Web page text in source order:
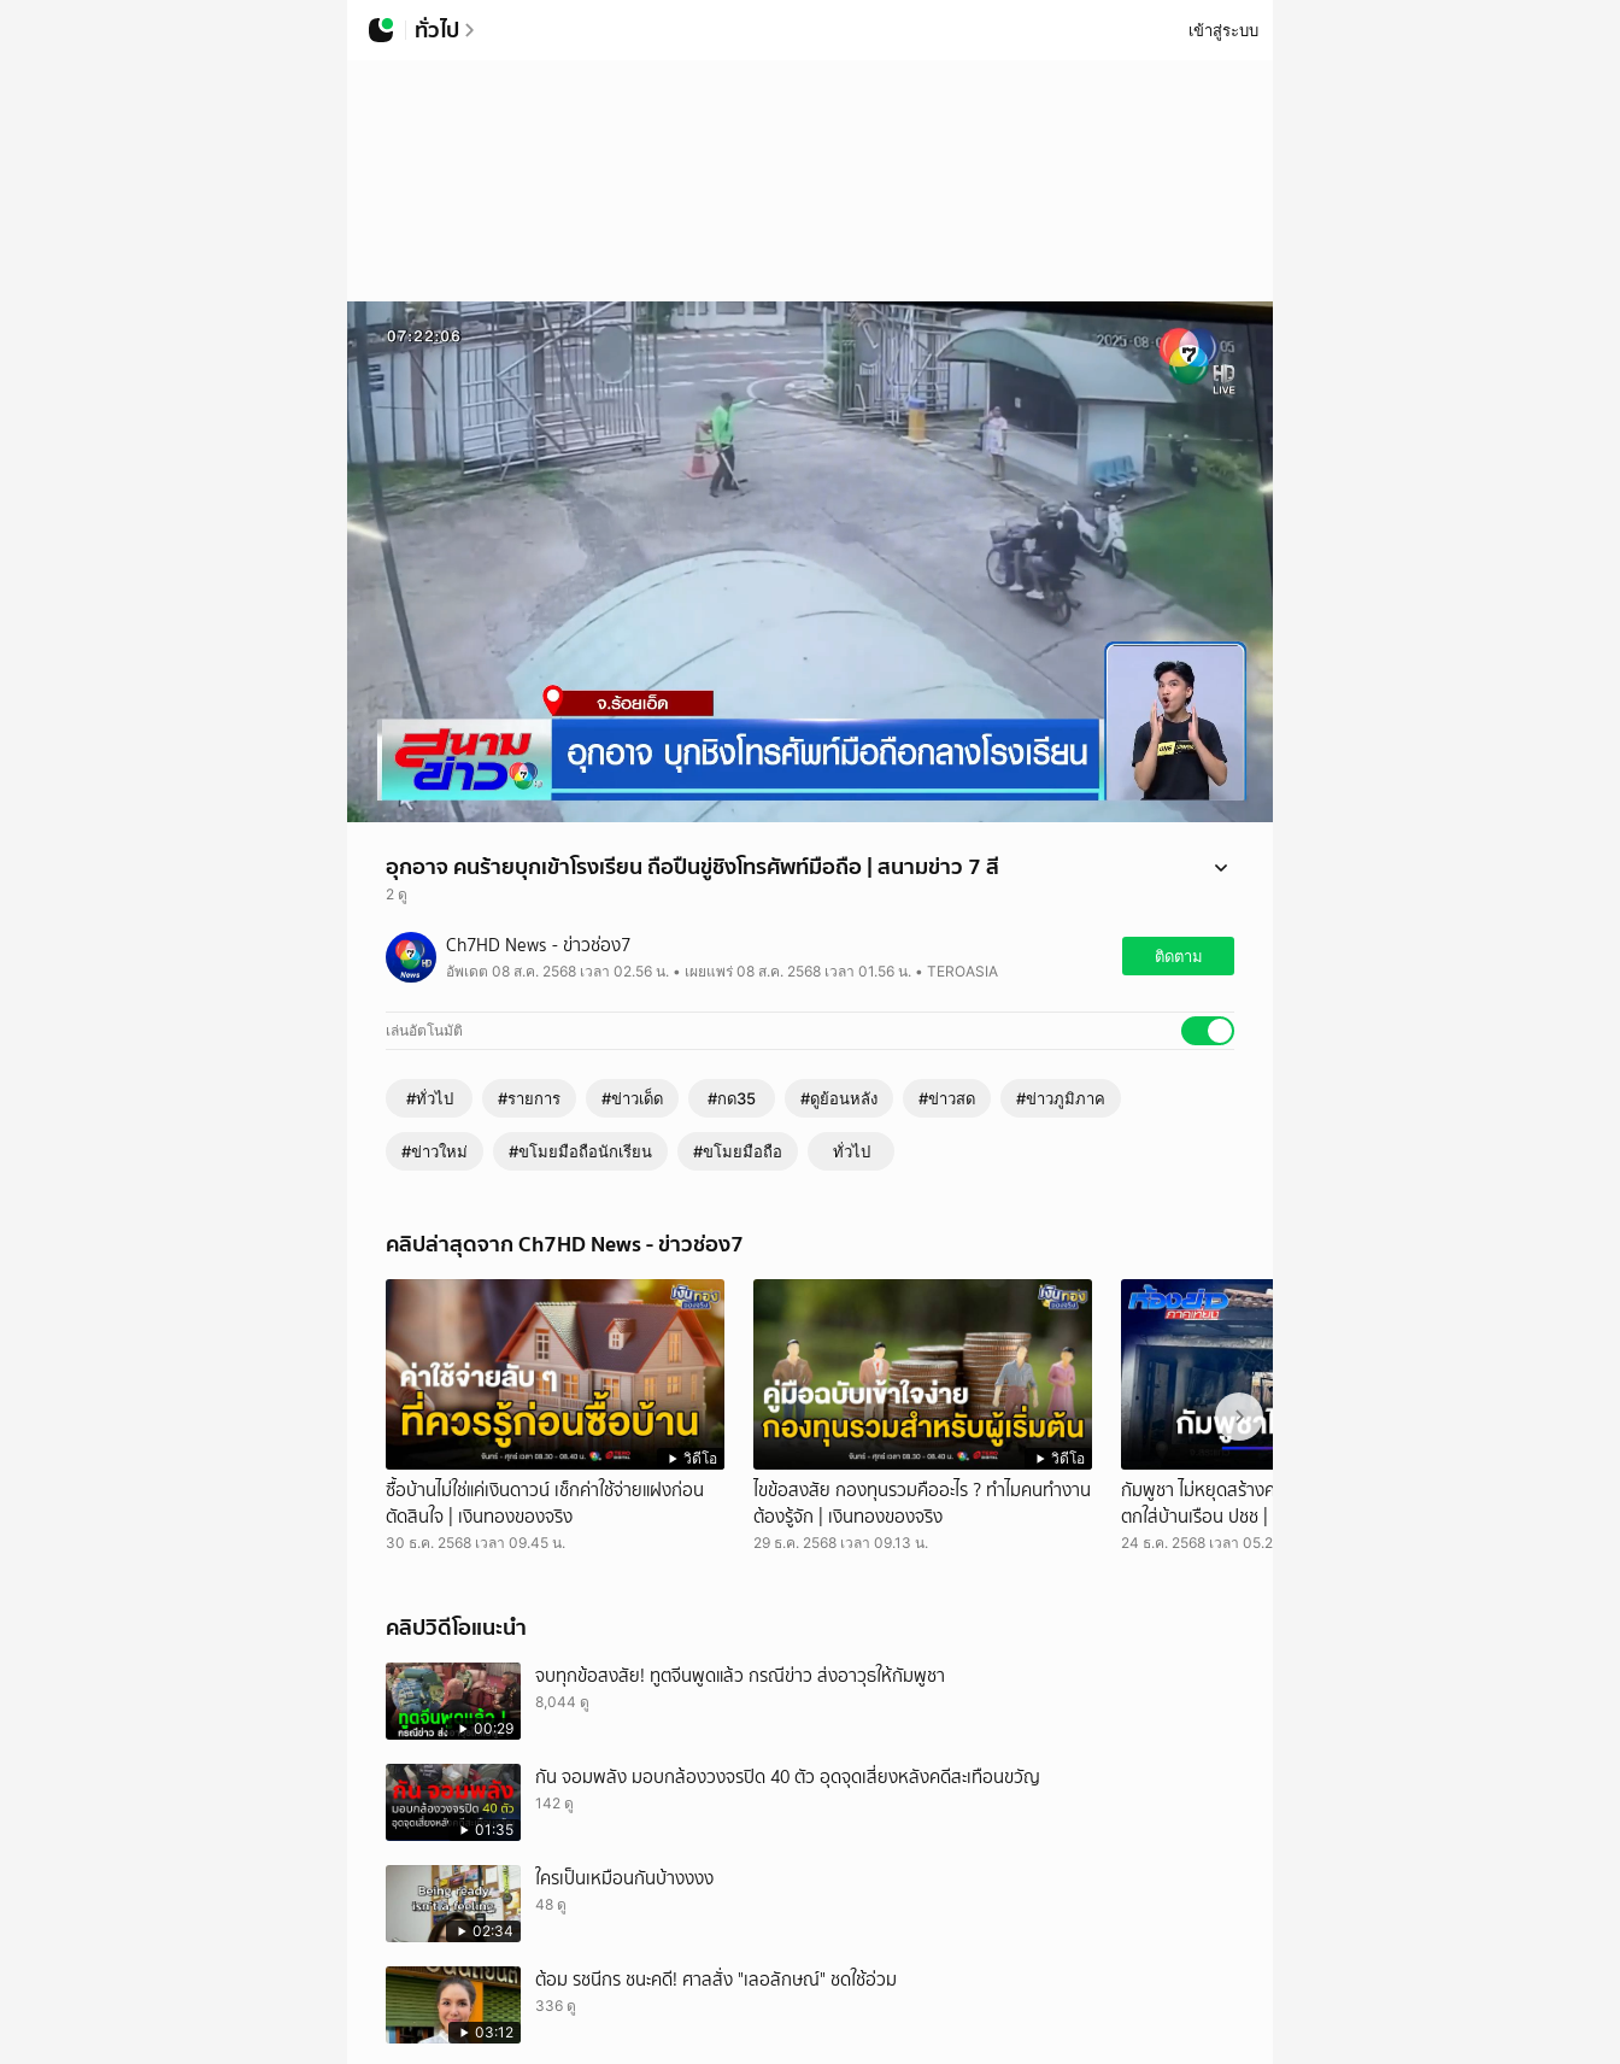
ทั่วไป เข้าสู่ระบบ
อุกอาจ คนร้ายบุกเข้าโรงเรียน ถือปืนขู่ชิงโทรศัพท์มือถือ | สนามข่าว 7 สี
2 ดู
อุกอาจ คนร้ายบุกเข้าโรงเรียน ถือปืนขู่ชิงโทรศัพท์มือถือ | สนามข่าว 7 สี
สนามข่าว 7 สี - ที่ จังหวัดร้อยเอ็ด คนร้ายอุกอาจเข้าไปถึงในโรงเรียนช่วงพักเที่ยง ก่อนใช้ปืนขู่ชิงโทรศัพท์มือถือยี่ห้อดังของ
นักเรียนไปทันที กล้องวงจรปิดในโรงเรียนบันทึกภาพได้ช่วงที่คนร้าย 2 คน ใส่หมวกกันน็อกเต็มใบขี่รถจักรยานยนต์เข้ามาใน
โรงเรียน จากนั้นเข้าไปขู่ชิงเอาโทรศัพท์มือถือของเด็กนักเรียน ม.ปลาย ผ่านไปสักพักก็จะเห็นภาพคนร้ายขี่รถจักรยานยนต์ออก
จากโรงเรียนไป เหตุเกิดช่วงพักเที่ยงที่โรงเรียนแห่งหนึ่ง ที่ ตำบลเหนือเมือง อำเภอเมืองร้อยเอ็ด จังหวัดร้อยเอ็ด นักเรียนอายุ 16 ปี
เจ้าของโทรศัพท์ อยู่ในอาการตื่นตระหนก เล่าว่า ตนเองและเพื่อนนั่งรอจะเข้าเรียนภาคบ่ายที่ม้าหินอ่อนใต้ต้นไม้ มีวัยรุ่น 2 คน ขี่
คนร้ายควักปืนออกมาจี้ขู่ให้บอกรหัสปลดล็อกหน้าจอ พอบอกรหัสไปคนร้ายก็คว้าโทรศัพท์วิ่งขึ้นรถขี่หนีไปทันที ตนเองอยากได้
โทรศัพท์คืน เพราะสงสารแม่เพิ่งเบิกเงินล่วงหน้าจากที่ทำงานมาซื้อโทรศัพท์ให้เมื่อช่วงเปิดเรียน ยังต้องผ่อนรายเดือน ตำรวจชุด
สืบสวนลงพื้นที่เพื่อหาเบาะแสผู้ก่อเหตุ เช็กระบบสัญญาณโทรศัพท์ พบว่ามีการปิดเครื่องเป็นระยะตามจุดต่าง ๆ หลายจุด ซึ่งจะเร่ง
ติดตามตัวมาให้ได้ กดติดตามช่อง CH7HD News ได้ที่ : https://cutt.ly/YTch7hdnews ติดตามข่าวสารเพิ่มเติมได้ที่
https://news.ch7.com #สนามข่าว7สี #ข่าวช่อง7 #CH7HDNEWS ติดตาม CH7HD News และ TERO Digital ได้ที่ :
https://linktr.ee/ch7hdnews_tero
Ch7HD News - ข่าวช่อง7
อัพเดต 08 ส.ค. 2568 เวลา 02.56 น. • เผยแพร่ 08 ส.ค. 2568 เวลา 01.56 น. • TEROASIA
ติดตาม
เล่นอัตโนมัติ
#ทั่วไป #รายการ #ข่าวเด็ด #กด35 #ดูย้อนหลัง #ข่าวสด #ข่าวภูมิภาค
#ข่าวใหม่ #ขโมยมือถือนักเรียน #ขโมยมือถือ ทั่วไป
คลิปล่าสุดจาก Ch7HD News - ข่าวช่อง7
วิดีโอ
ซื้อบ้านไม่ใช่แค่เงินดาวน์ เช็กค่าใช้จ่ายแฝงก่อน
ตัดสินใจ | เงินทองของจริง
30 ธ.ค. 2568 เวลา 09.45 น.
วิดีโอ
ไขข้อสงสัย กองทุนรวมคืออะไร ? ทำไมคนทำงาน
ต้องรู้จัก | เงินทองของจริง
29 ธ.ค. 2568 เวลา 09.13 น.
กัมพูชา ไม่หยุดสร้างความเสียหาย ยิง BM-21
ตกใส่บ้านเรือน ปชช | ห้องข่าวภาคเที่ยง
24 ธ.ค. 2568 เวลา 05.20 น.
คลิปวิดีโอแนะนำ
00:29
จบทุกข้อสงสัย! ทูตจีนพูดแล้ว กรณีข่าว ส่งอาวุธให้กัมพูชา
8,044 ดู
01:35
กัน จอมพลัง มอบกล้องวงจรปิด 40 ตัว อุดจุดเสี่ยงหลังคดีสะเทือนขวัญ
142 ดู
02:34
ใครเป็นเหมือนกันบ้างงงง
48 ดู
03:12
ต้อม รชนีกร ชนะคดี! ศาลสั่ง "เลอลักษณ์" ชดใช้อ่วม
336 ดู